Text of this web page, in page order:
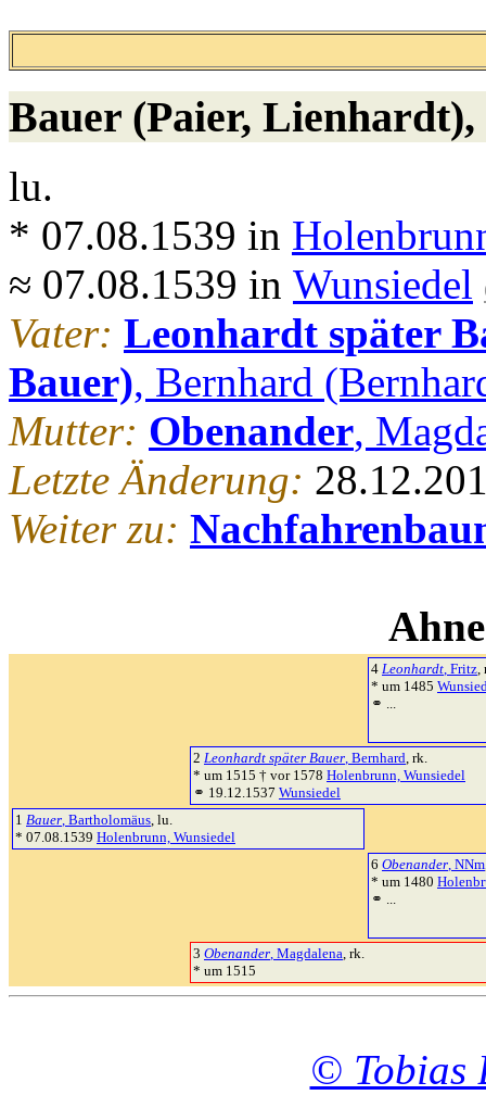
Bauer (Paier, Lienhardt)
lu.
* 07.08.1539 in
≈ 07.08.1539 in Wunsiedel
Vater: Leonhardt später
Bauer), Bernhard
Mutter: Obenander,
Letzte Änderung:
Weiter zu:
4 Leonhardt, Fritz,
* um 1485
⚭ ...
2 Leonhardt später Bauer, Bernhard, rk.
* um 1515 † vor 1578 Holenbrunn, Wunsiedel
⚭ 19.12.1537 Wunsiedel
1 Bauer, Bartholomäus, lu.
* 07.08.1539 Holenbrunn, Wunsiedel
6 Obenander, NNm
* um 1480
⚭ ...
3 Obenander, Magdalena, rk.
* um 1515
© Tobias